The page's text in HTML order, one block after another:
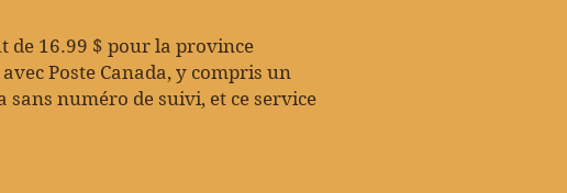
de 16.99 $ pour la province
avec Poste Canada, y compris un
numéro de suivi, et ce service